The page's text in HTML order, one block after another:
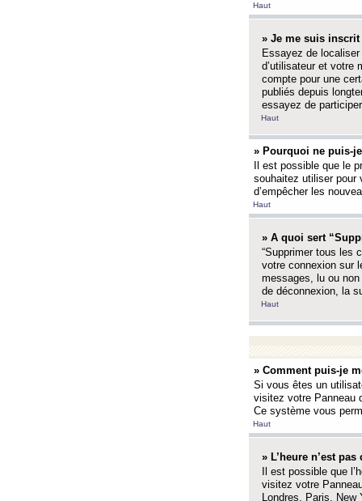
Haut
» Je me suis
Essayez de
d’utilisateur et votre
compte pour une
publiés depuis
essayez de
Haut
» Pourquoi ne puis-
Il est possible que le
souhaitez utiliser pour
d’empêcher les
Haut
» A quoi sert
“Supprimer tous les
votre connexion sur
messages, lu ou
de déconnexion, la
Haut
» Comment puis-je
Si vous êtes un
visitez votre Panneau
Ce système vous
Haut
» L’heure n’est pas
Il est possible que
visitez votre
Londres, Paris,